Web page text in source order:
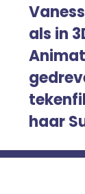
als in
haar